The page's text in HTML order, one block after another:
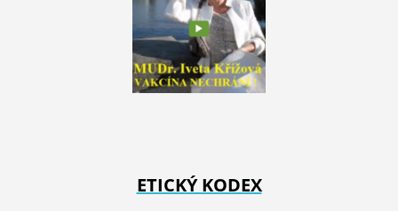
ETICKÝ KODEX